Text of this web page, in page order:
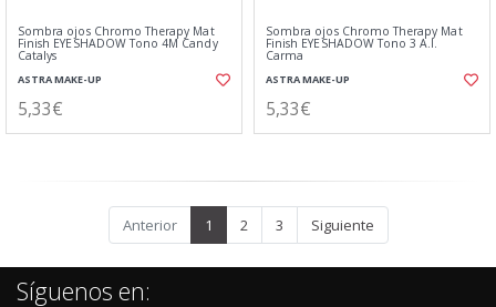
Sombra ojos Chromo Therapy Mat
Finish EYESHADOW Tono 4M Candy
Catalys
ASTRA MAKE-UP
5,33€
Sombra ojos Chromo Therapy Mat
Finish EYESHADOW Tono 3 A.I.
Carma
ASTRA MAKE-UP
5,33€
Anterior 1 2 3 Siguiente
Síguenos en: